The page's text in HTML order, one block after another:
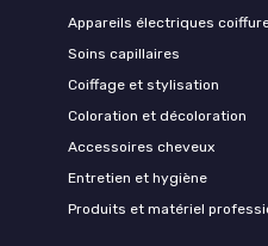
Appareils électriques
Soins capillaires
Coiffage et stylisation
Coloration et décoloration
Accessoires cheveux
Entretien et hygiène
Produits et matériel